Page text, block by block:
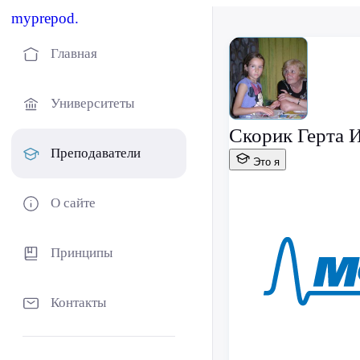
myprepod.
Главная
Университеты
Преподаватели
О сайте
Принципы
Контакты
Скорик Герта
Это я